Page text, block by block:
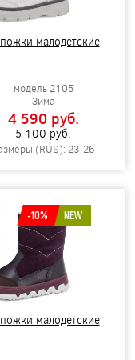
малодетские
модель 2105
Зима
4 590 pуб.
5 100 pуб.
(RUS): 23-26
-10% NEW
малодетские